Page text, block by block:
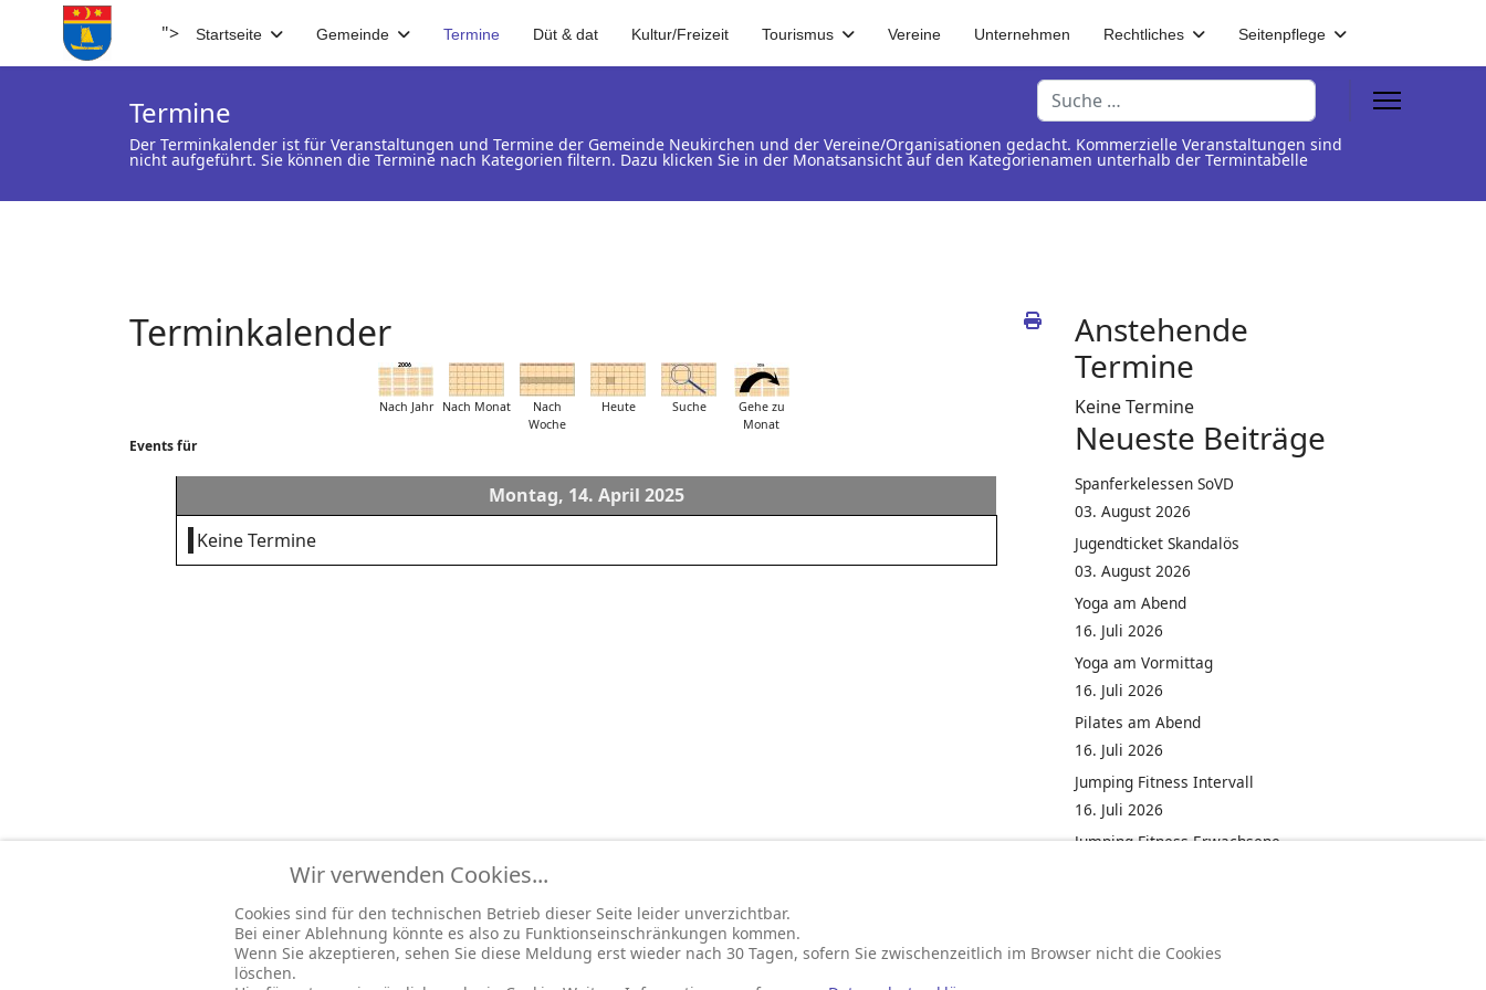
"> Startseite Gemeinde Termine Düt & dat Kultur/Freizeit Tourismus Vereine Unternehmen Rechtliches Seitenpflege
Suchen
Termine
Der Terminkalender ist für Veranstaltungen und Termine der Gemeinde Neukirchen und der Vereine/Organisationen gedacht. Kommerzielle Veranstaltungen sind
nicht aufgeführt. Sie können die Termine nach Kategorien filtern. Dazu klicken Sie in der Monatsansicht auf den Kategorienamen unterhalb der Termintabelle
Terminkalender
Nach Jahr Nach Monat
Nach
Woche
Heute Suche
Gehe zu
Monat
Events für
Montag, 14. April 2025
Keine Termine
Anstehende
Termine
Keine Termine
Neueste Beiträge
Spanferkelessen SoVD
03. August 2026
Jugendticket Skandalös
03. August 2026
Yoga am Abend
16. Juli 2026
Yoga am Vormittag
16. Juli 2026
Pilates am Abend
16. Juli 2026
Jumping Fitness Intervall
16. Juli 2026
Jumping Fitness Erwachsene
Wir verwenden Cookies...
Cookies sind für den technischen Betrieb dieser Seite leider unverzichtbar.
Bei einer Ablehnung könnte es also zu Funktionseinschränkungen kommen.
Wenn Sie akzeptieren, sehen Sie diese Meldung erst wieder nach 30 Tagen, sofern Sie zwischenzeitlich im Browser nicht die Cookies
löschen.